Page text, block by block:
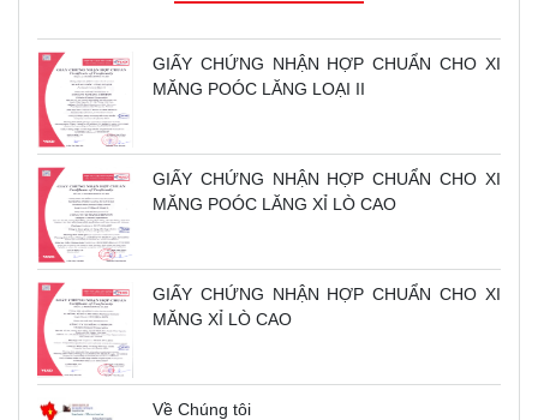
GIẤY CHỨNG NHẬN HỢP CHUẨN CHO XI
MĂNG POÓC LĂNG LOẠI II
GIẤY CHỨNG NHẬN HỢP CHUẨN CHO XI
MĂNG POÓC LĂNG XỈ LÒ CAO
GIẤY CHỨNG NHẬN HỢP CHUẨN CHO XI
MĂNG XỈ LÒ CAO
Về Chúng tôi